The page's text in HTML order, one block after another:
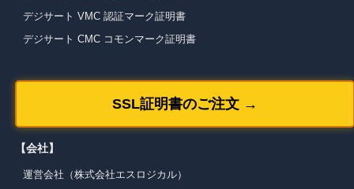
デジサート VMC 認証マーク証明書
デジサート CMC コモンマーク証明書
SSL証明書のご注文 →
【会社】
運営会社（株式会社エスロジカル）